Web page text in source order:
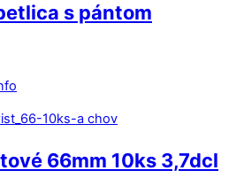
s pántom
66mm 10ks 3,7dcl